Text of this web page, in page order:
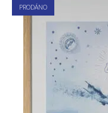
PRODÁNO